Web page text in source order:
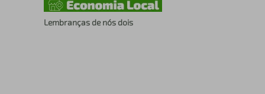
Lembranças de nós dois